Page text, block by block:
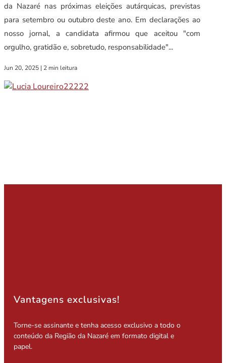
da Nazaré nas próximas eleições autárquicas, previstas
para setembro ou outubro deste ano. Em declarações ao
nosso jornal, a candidata afirmou que aceitou "com
orgulho, gratidão e, sobretudo, responsabilidade"...
Jun 20, 2025 | 2 min leitura
Vantagens exclusivas!
Torne-se assinante e tenha acesso exclusivo a todo o
conteúdo da Região da Nazaré em formato digital e
papel.